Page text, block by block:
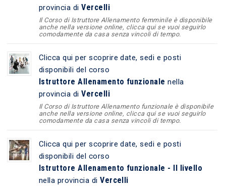
provincia diVercelli
Il Corso di Istruttore Allenamento femminile è disponibile
anche nella versione online, clicca qui se vuoi seguirlo
comodamente da casa senza vincoli di tempo.
Clicca qui per scoprire date, sedi e posti
disponibili del corso
Istruttore Allenamento funzionale nella
provincia diVercelli
Il Corso di Istruttore Allenamento funzionale è disponibile
anche nella versione online, clicca qui se vuoi seguirlo
comodamente da casa senza vincoli di tempo.
Clicca qui per scoprire date, sedi e posti
disponibili del corso
Istruttore Allenamento funzionale - II livello
nella provincia diVercelli